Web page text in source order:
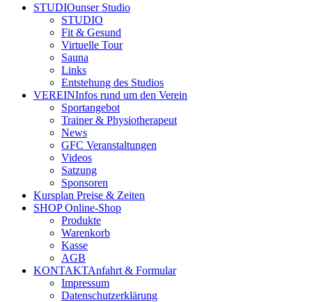
STUDIOunser Studio
STUDIO
Fit & Gesund
Virtuelle Tour
Sauna
Links
Entstehung des Studios
VEREINInfos rund um den Verein
Sportangebot
Trainer& Physiotherapeut
News
GFC Veranstaltungen
Videos
Satzung
Sponsoren
Kursplan Preise & Zeiten
SHOPOnline-Shop
Produkte
Warenkorb
Kasse
AGB
KONTAKTAnfahrt & Formular
Impressum
Datenschutzerklärung